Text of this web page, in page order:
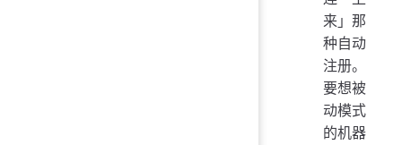
来」那
种自动
注册。
要想被
动模式
的机器